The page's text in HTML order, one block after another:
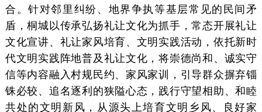
合。针对邻里纠纷、地界争执等基层常见的民间矛
盾，桐城以传承弘扬礼让文化为抓手，常态开展礼让
文化宣讲、礼让家风培育、文明实践活动，依托新时
代文明实践阵地普及礼让文化，将崇德尚和、诚实守
信等内容融入村规民约、家风家训，引导群众摒弃锱
铢必较、追名逐利的狭隘心态，践行守望相助、和睦
共处的文明新风，从源头上培育文明乡风、良好家